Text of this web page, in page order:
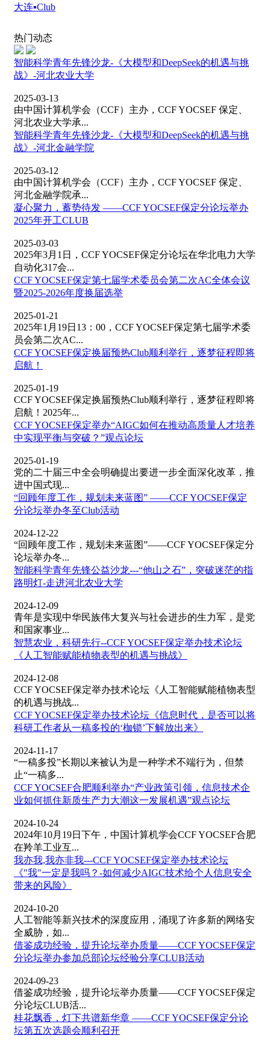
大连▪Club
热门动态
智能科学青年先锋沙龙-《大模型和DeepSeek的机遇与挑
战》-河北农业大学
2025-03-13
由中国计算机学会（CCF）主办，CCF YOCSEF 保定、
河北农业大学承...
智能科学青年先锋沙龙-《大模型和DeepSeek的机遇与挑
战》-河北金融学院
2025-03-12
由中国计算机学会（CCF）主办，CCF YOCSEF 保定、
河北金融学院承...
凝心聚力，蓄势待发 ——CCF YOCSEF保定分论坛举办
2025年开工CLUB
2025-03-03
2025年3月1日，CCF YOCSEF保定分论坛在华北电力大学
自动化317会...
CCF YOCSEF保定第七届学术委员会第二次AC全体会议
暨2025-2026年度换届选举
2025-01-21
2025年1月19日13：00，CCF YOCSEF保定第七届学术委
员会第二次AC...
CCF YOCSEF保定换届预热Club顺利举行，逐梦征程即将
启航！
2025-01-19
CCF YOCSEF保定换届预热Club顺利举行，逐梦征程即将
启航！2025年...
CCF YOCSEF保定举办“AIGC如何在推动高质量人才培养
中实现平衡与突破？”观点论坛
2025-01-19
党的二十届三中全会明确提出要进一步全面深化改革，推
进中国式现...
“回顾年度工作，规划未来蓝图” ——CCF YOCSEF保定
分论坛举办冬至Club活动
2024-12-22
“回顾年度工作，规划未来蓝图”——CCF YOCSEF保定分
论坛举办冬...
智能科学青年先锋公益沙龙---“他山之石”，突破迷茫的指
路明灯-走进河北农业大学
2024-12-09
青年是实现中华民族伟大复兴与社会进步的生力军，是党
和国家事业...
智慧农业，科研先行--CCF YOCSEF保定举办技术论坛
《人工智能赋能植物表型的机遇与挑战》
2024-12-08
CCF YOCSEF保定举办技术论坛《人工智能赋能植物表型
的机遇与挑战...
CCF YOCSEF保定举办技术论坛《信息时代，是否可以将
科研工作者从一稿多投的‘枷锁’下解放出来》
2024-11-17
“一稿多投”长期以来被认为是一种学术不端行为，但禁
止“一稿多...
CCF YOCSEF合肥顺利举办“产业政策引领，信息技术企
业如何抓住新质生产力大潮这一发展机遇”观点论坛
2024-10-24
2024年10月19日下午，中国计算机学会CCF YOCSEF合肥
在羚羊工业互...
我亦我,我亦非我---CCF YOCSEF保定举办技术论坛
《"我"一定是我吗？-如何减少AIGC技术给个人信息安全
带来的风险》
2024-10-20
人工智能等新兴技术的深度应用，涌现了许多新的网络安
全威胁，如...
借鉴成功经验，提升论坛举办质量——CCF YOCSEF保定
分论坛举办参加总部论坛经验分享CLUB活动
2024-09-23
借鉴成功经验，提升论坛举办质量——CCF YOCSEF保定
分论坛CLUB活...
桂花飘香，灯下共谱新华章 ——CCF YOCSEF保定分论
坛第五次选题会顺利召开